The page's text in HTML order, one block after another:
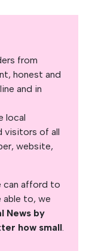
from
honest and
and in
local
visitors of all
website,
can afford to
able to, we
News by
how small.